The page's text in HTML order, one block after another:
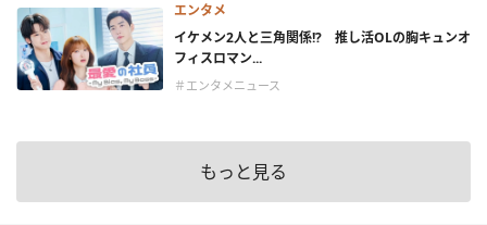
エンタメ
イケメン2人と三角関係!? 推し活OLの胸キュンオ
フィスロマン...
＃エンタメニュース
もっと見る